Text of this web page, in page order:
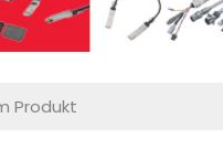
Produkt